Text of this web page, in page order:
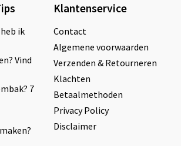
ik
Vind
7
Klantenservice
Contact
Algemene voorwaarden
Verzenden & Retourneren
Klachten
Betaalmethoden
Privacy Policy
Disclaimer